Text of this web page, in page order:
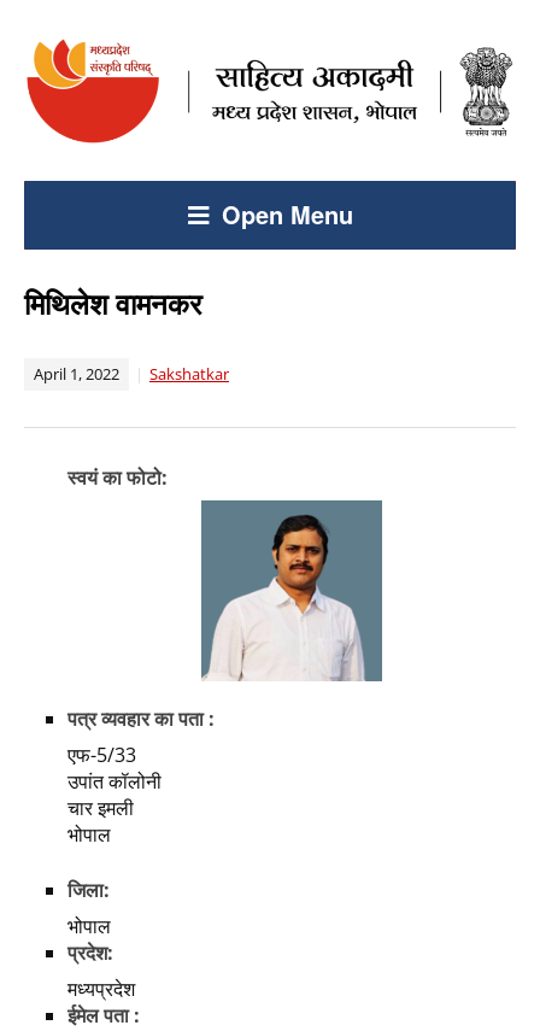
Open Menu
मिथिलेश वामनकर
April 1, 2022 Sakshatkar
स्वयं का फोटो:
पत्र व्यवहार का पता :
एफ-5/33
उपांत कॉलोनी
चार इमली
भोपाल
जिला:
भोपाल
प्रदेश:
मध्यप्रदेश
ईमेल पता :